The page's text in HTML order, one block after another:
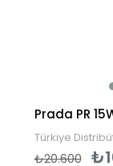
Türkiye
₺20.600